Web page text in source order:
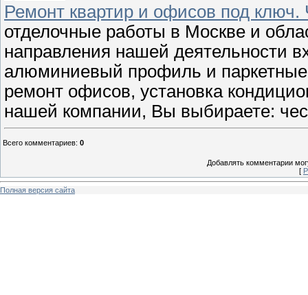
Ремонт квартир и офисов под ключ.
отделочные работы в Москве и
направления нашей деятельности
алюминиевый профиль и
ремонт офисов, установка
нашей компании, Вы выбираете:
Всего комментариев: 0
Добавлять комментарии
[
Полная версия сайта